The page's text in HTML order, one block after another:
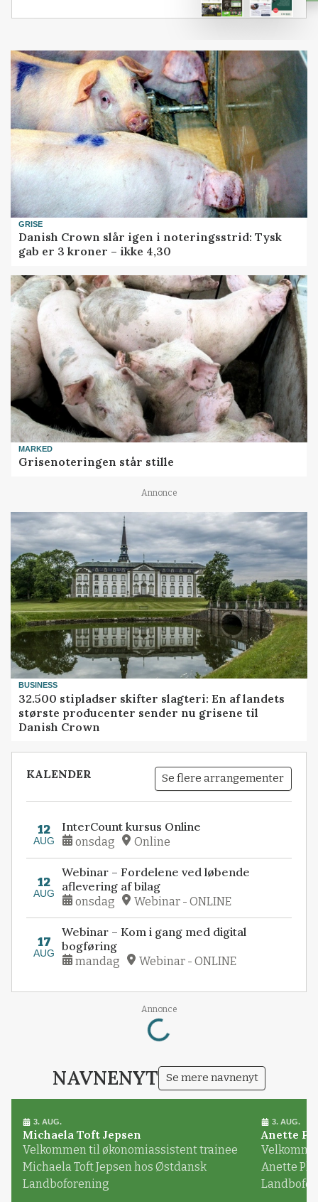
GRISE
Danish Crown slår igen i noteringsstrid: Tysk
gab er 3 kroner – ikke 4,30
MARKED
Grisenoteringen står stille
Annonce
BUSINESS
32.500 stipladser skifter slagteri: En af landets
største producenter sender nu grisene til
Danish Crown
KALENDER Se flere arrangementer
12
AUG
InterCount kursus Online
onsdag Online
12
AUG
Webinar – Fordelene ved løbende
aflevering af bilag
onsdag Webinar - ONLINE
17
AUG
Webinar – Kom i gang med digital
bogføring
mandag Webinar - ONLINE
Annonce
Loading...
NAVNENYT Se mere navnenyt
3. AUG.
Michaela Toft Jepsen
Velkommen til økonomiassistent trainee
Michaela Toft Jepsen hos Østdansk
Landboforening
3. AUG.
Anette
Anette